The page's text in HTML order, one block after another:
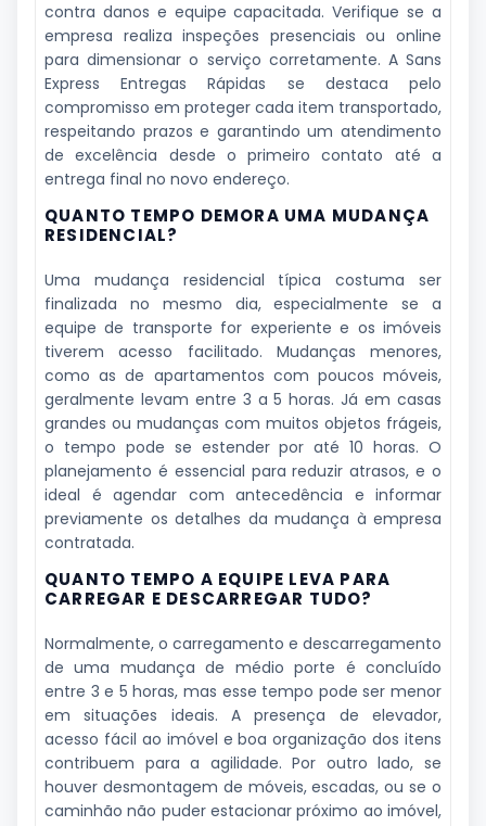
contra danos e equipe capacitada. Verifique se a
empresa realiza inspeções presenciais ou online
para dimensionar o serviço corretamente. A Sans
Express Entregas Rápidas se destaca pelo
compromisso em proteger cada item transportado,
respeitando prazos e garantindo um atendimento
de excelência desde o primeiro contato até a
entrega final no novo endereço.
QUANTO TEMPO DEMORA UMA MUDANÇA
RESIDENCIAL?
Uma mudança residencial típica costuma ser
finalizada no mesmo dia, especialmente se a
equipe de transporte for experiente e os imóveis
tiverem acesso facilitado. Mudanças menores,
como as de apartamentos com poucos móveis,
geralmente levam entre 3 a 5 horas. Já em casas
grandes ou mudanças com muitos objetos frágeis,
o tempo pode se estender por até 10 horas. O
planejamento é essencial para reduzir atrasos, e o
ideal é agendar com antecedência e informar
previamente os detalhes da mudança à empresa
contratada.
QUANTO TEMPO A EQUIPE LEVA PARA
CARREGAR E DESCARREGAR TUDO?
Normalmente, o carregamento e descarregamento
de uma mudança de médio porte é concluído
entre 3 e 5 horas, mas esse tempo pode ser menor
em situações ideais. A presença de elevador,
acesso fácil ao imóvel e boa organização dos itens
contribuem para a agilidade. Por outro lado, se
houver desmontagem de móveis, escadas, ou se o
caminhão não puder estacionar próximo ao imóvel,